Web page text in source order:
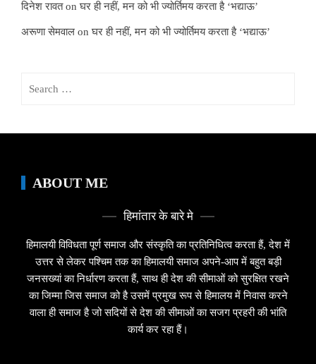
दिनेश रावतonघर ही नहीं, मन को भी ज्योर्तिमय करता है ‘भद्याऊ’
अरूणा सेमवाल onघर ही नहीं, मन को भी ज्योर्तिमय करता है ‘भद्याऊ’
ABOUT ME
हिमांतार के बारे मे
हिमालयी विविधता पूर्ण समाज और संस्कृति का प्रतिनिधित्व करता हैं, देश में
उत्तर से लेकर पश्चिम तक का हिमालयी समाज अपने-आप में बहुत बड़ी
जनसख्यां का निर्धारण करता हैं, साथ ही देश की सीमाओं को सुरक्षित रखने
का जिम्मा जिस समाज को है उसमें प्रमुख रूप से हिमालय में निवास करने
वाला ही समाज है जो सदियों से देश की सीमाओं का सजग प्रहरी की भांति
कार्य कर रहा हैं।